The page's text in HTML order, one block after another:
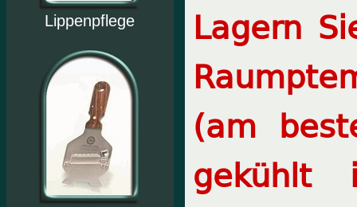
Lippenpflege
Lagern
(am